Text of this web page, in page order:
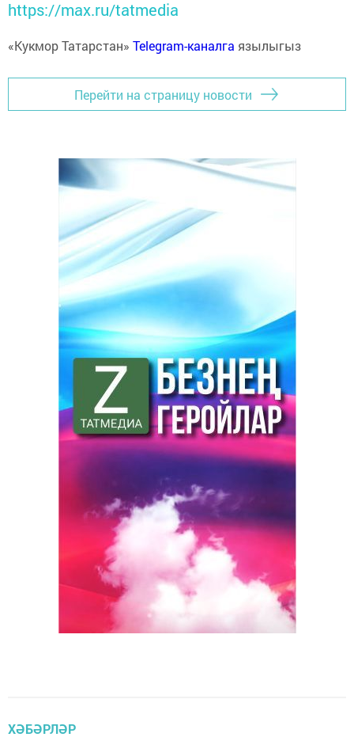
https://max.ru/tatmedia
«Кукмор Татарстан» Telegram-каналга язылыгыз
Перейти на страницу новости
ХӘБӘРЛӘР